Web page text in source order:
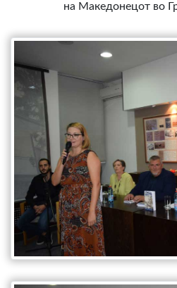
на Македонецот во